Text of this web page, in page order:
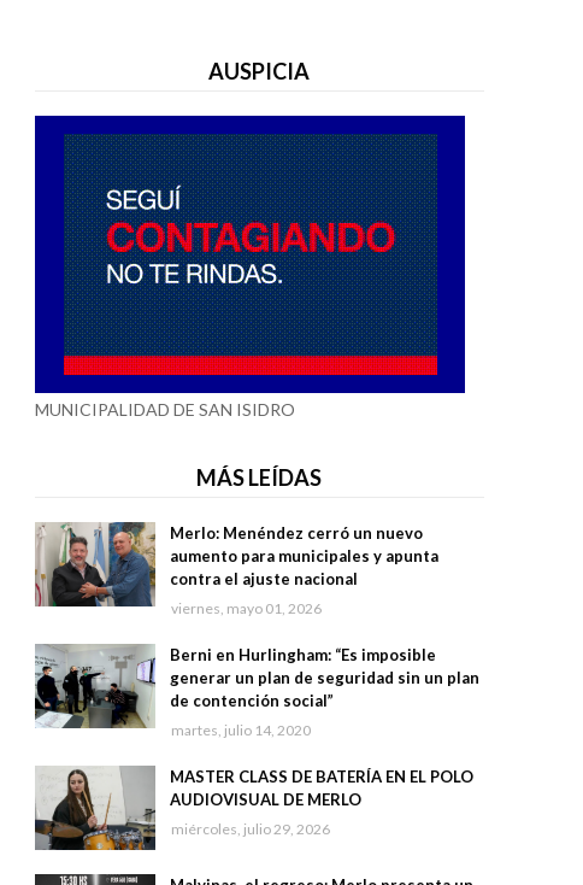
AUSPICIA
MUNICIPALIDAD DE SAN ISIDRO
MÁS LEÍDAS
Merlo: Menéndez cerró un nuevo
aumento para municipales y apunta
contra el ajuste nacional
viernes, mayo 01, 2026
Berni en Hurlingham: “Es imposible
generar un plan de seguridad sin un plan
de contención social”
martes, julio 14, 2020
MASTER CLASS DE BATERÍA EN EL POLO
AUDIOVISUAL DE MERLO
miércoles, julio 29, 2026